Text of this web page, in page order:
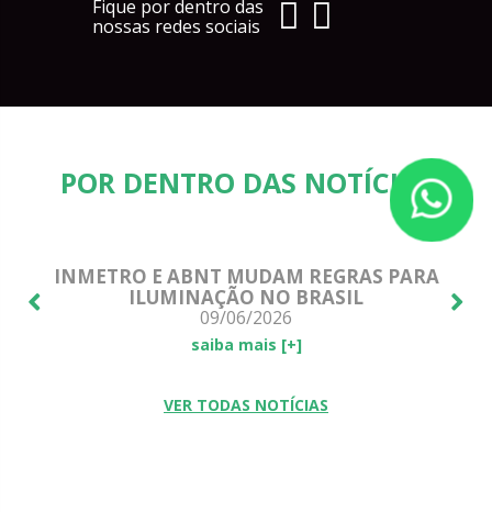
Fique por dentro das
nossas redes sociais
POR DENTRO DAS NOTÍCIAS
INMETRO E ABNT MUDAM REGRAS PARA
ILUMINAÇÃO NO BRASIL
09/06/2026
saiba mais [+]
VER TODAS NOTÍCIAS